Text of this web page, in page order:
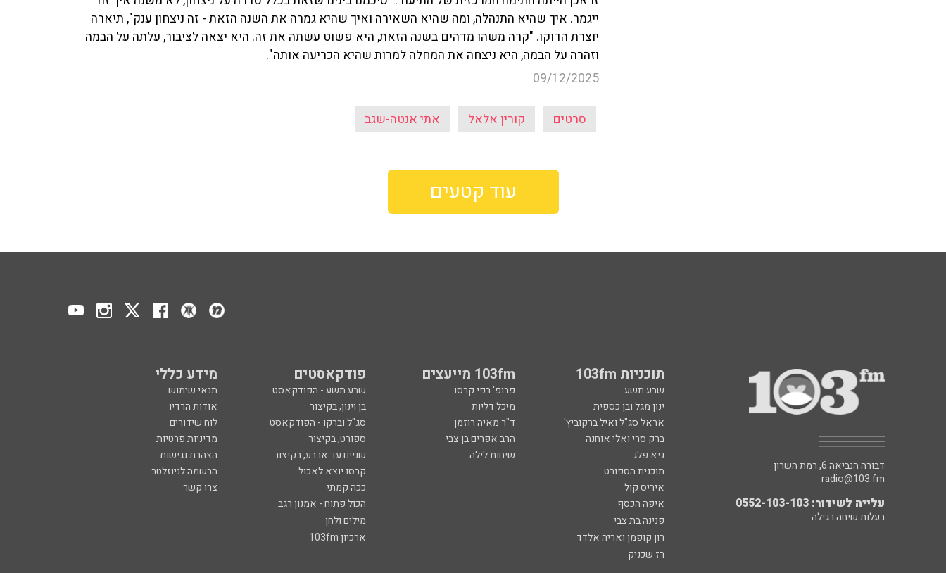
ייגמר. איך שהיא התנהלה, ומה שהיא השאירה ואיך שהיא גמרה את השנה הזאת - זה ניצחון ענק", תיארה
יוצרת הדוקו. "קרה משהו מדהים בשנה הזאת, היא פשוט עשתה את זה. היא יצאה לציבור, עלתה על הבמה
וזהרה על הבמה, היא ניצחה את המחלה למרות שהיא הכריעה אותה".
09/12/2025
סרטים קורין אלאל אתי אנטה-שגב
עוד קטעים
תוכניות 103fm 103fm מייעצים פודקאסטים מידע כללי
שבע תשע פרופ' רפי קרסו שבע תשע - הפודקאסט
תנאי שימוש
ינון מגל ובן כספית
מיכל דליות בן וינון, בקיצור
אודות הרדיו
אראל סג"ל ואיל ברקוביץ'
ד"ר מאיה רוזמן סג"ל וברקו - הפודקאסט
לוח שידורים
ברק סרי ואלי אוחנה
הרב אפרים בן צבי ספורט, בקיצור
מדיניות פרטיות
גיא פלג
שיחות לילה שניים עד ארבע, בקיצור
הצהרת נגישות
תוכנית הספורט
קרסו יוצא לאכול
הרשמה לניוזלטר
איריס קול
ככה קמתי
צרו קשר
איפה הכסף
הכול פתוח - אמנון רגב
פנינה בת צבי
מילים ולחן
רון קופמן ואריה אלדד
ארכיון 103fm
רז שכניק
דבורה הנביאה 6, רמת השרון
radio@103.fm
עלייה לשידור: 0552-103-103
בעלות שיחה רגילה